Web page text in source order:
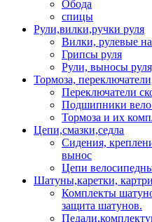
Обода
спицы
Рули,вилки,ручки руля
Вилки, рулевые
Грипсы руля
Рули, выносы
Тормоза,
Переключатели
Подшипники вело
Тормоза и их
Цепи,смазки,седла
Сидения,
вынос
Цепи
Шатуны,каретки,
Комплекты
защита шатунов.